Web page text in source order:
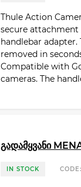
Thule Action
secure attachment
handlebar
removed in
Compatible with
cameras. The
გადამყვანი
IN STOCK CODE: